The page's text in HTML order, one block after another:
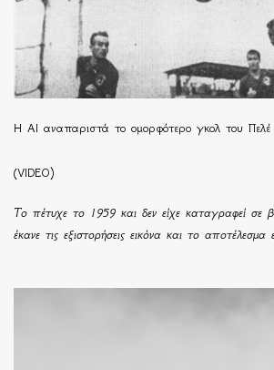
Η ΑΙ αναπαριστά το ομορφότερο γκολ του Πελέ
(VIDEO)
Το πέτυχε το 1959 και δεν είχε καταγραφεί σε
έκανε τις εξιστορήσεις εικόνα και το αποτέλεσμα